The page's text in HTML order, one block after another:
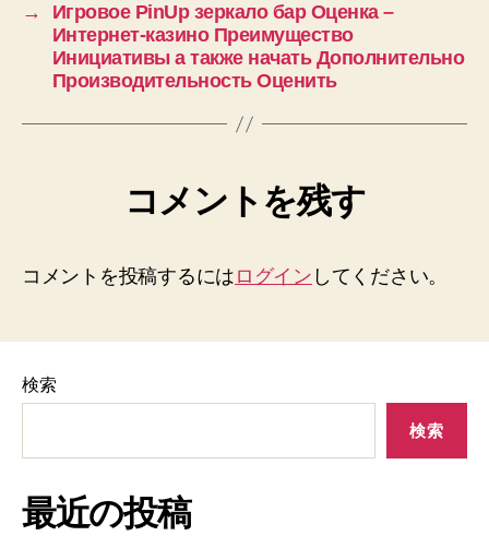
→
Игровое PinUp зеркало бар Оценка –
Интернет-казино Преимущество
Инициативы а также начать Дополнительно
Производительность Оценить
コメントを残す
コメントを投稿するには ログイン してください。
検索
検索
最近の投稿